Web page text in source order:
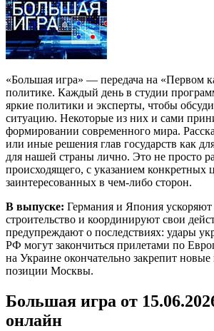
«Большая игра» — передача на «Первом
политике. Каждый день в студии
яркие политики и эксперты, чтобы
ситуацию. Некоторые из них и сами
формировании современного мира.
или иные решения глав государств как
для нашей страны лично. Это не просто
происходящего, с указанием конкретных
заинтересованных в чем-либо сторон.
В выпуске: Германия и Япония ускоряют
строительство и координируют свои
предупреждают о последствиях: удары
РФ могут закончиться прилетами по
на Украине окончательно закрепит новые
позиции Москвы.
Большая игра от
онлайн